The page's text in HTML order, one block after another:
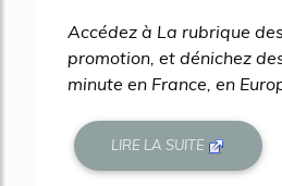
Accédez à La rubrique
promotion, et dénichez
minute en France, en
LIRE LA SUITE